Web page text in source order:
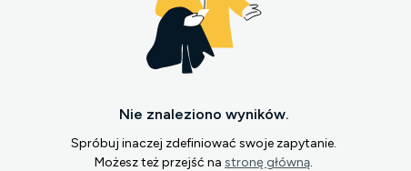
Nie znaleziono wyników.
Spróbuj inaczej zdefiniować swoje zapytanie.
Możesz też przejść na stronę główną.